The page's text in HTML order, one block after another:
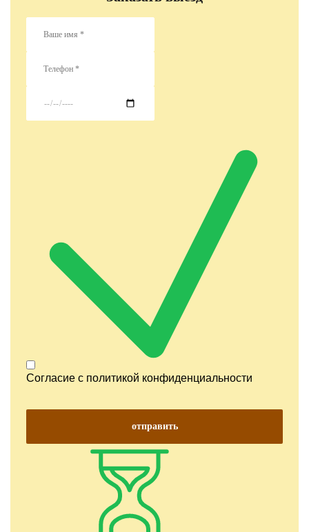
Согласие с политикой конфиденциальности
отправить